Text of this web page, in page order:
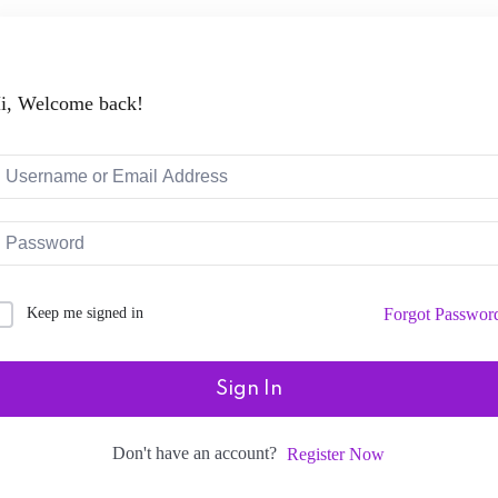
Welcome back!
Keep me signed in Forgot
Sign In
Don't have an account? Register Now